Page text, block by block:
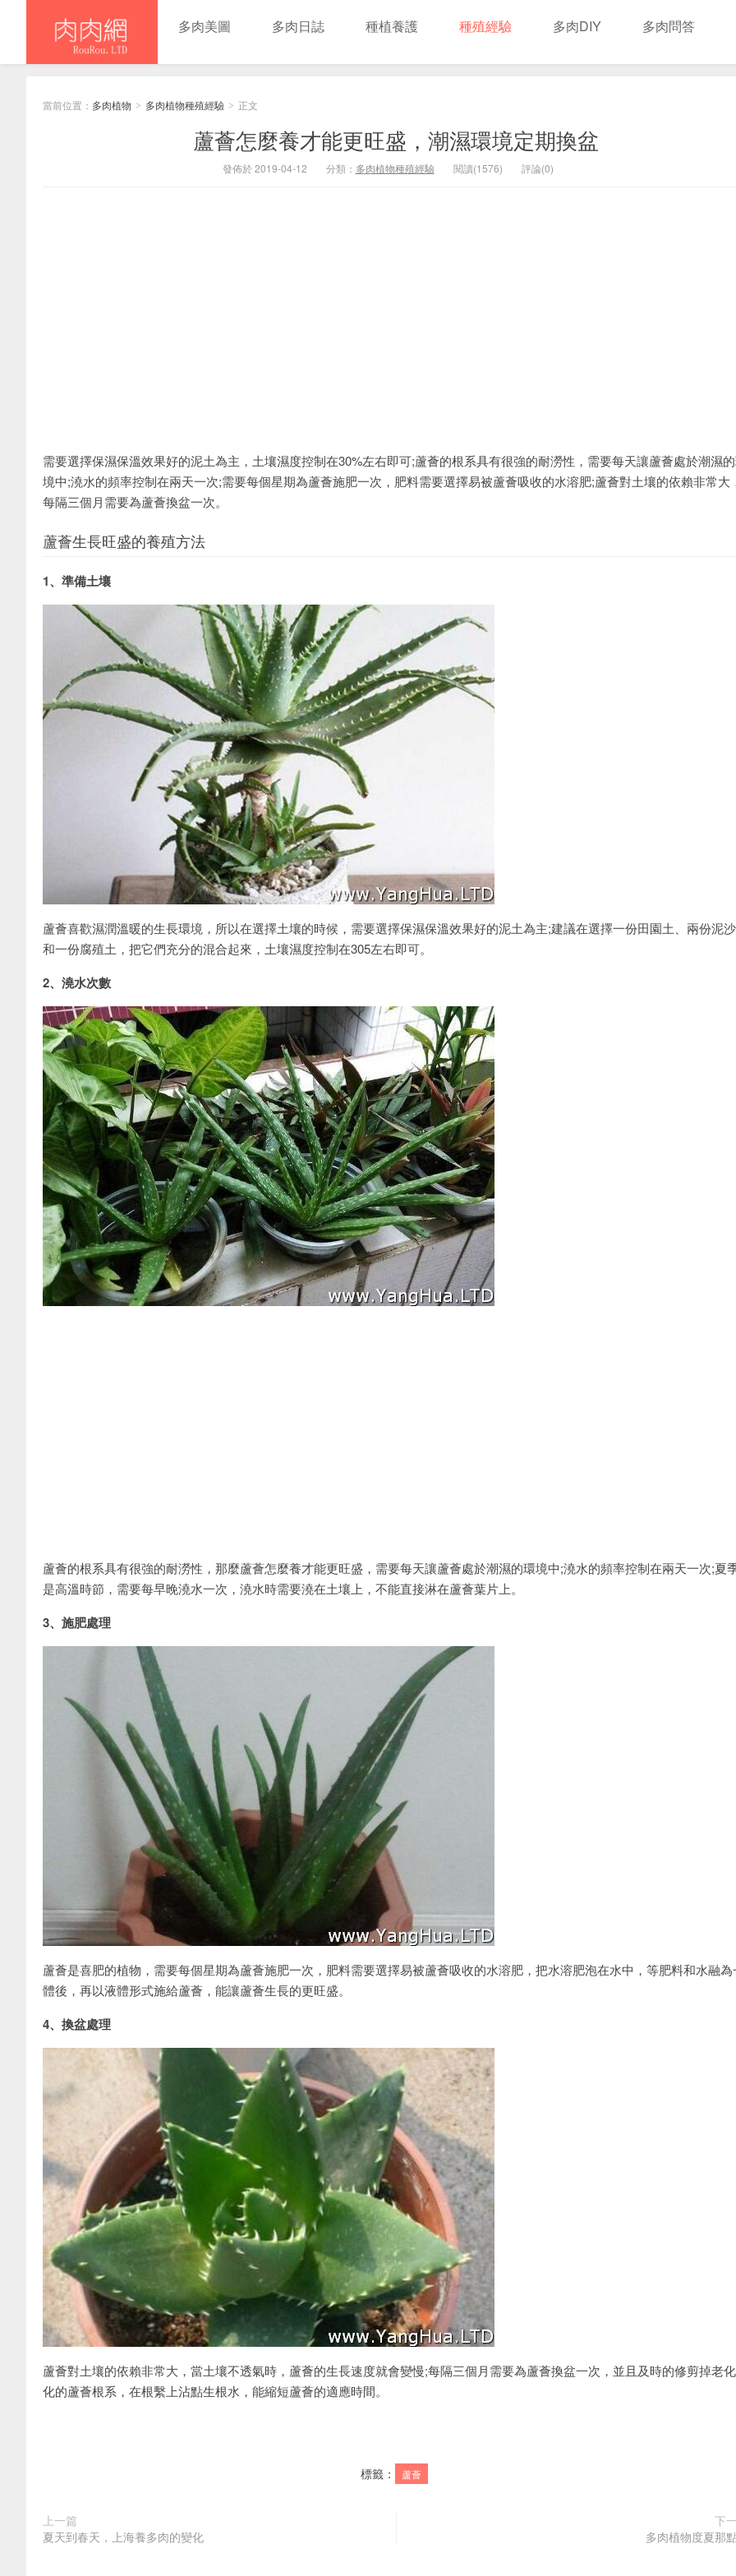
多肉美圖 多肉日誌 種植養護 種殖經驗 多肉DIY 多肉問答
當前位置： 多肉植物 > 多肉植物種殖經驗 > 正文
蘆薈怎麼養才能更旺盛，潮濕環境定期換盆
發佈於 2019-04-12 分類： 多肉植物種殖經驗 閱讀(1576) 評論(0)
需要選擇保濕保溫效果好的泥土為主，土壤濕度控制在30%左右即可;蘆薈的根系具有很強的耐澇性，需要每天讓蘆薈處於潮濕
境中;澆水的頻率控制在兩天一次;需要每個星期為蘆薈施肥一次，肥料需要選擇易被蘆薈吸收的水溶肥;蘆薈對土壤的依賴非常大
每隔三個月需要為蘆薈換盆一次。
蘆薈生長旺盛的養殖方法
1、準備土壤
蘆薈喜歡濕潤溫暖的生長環境，所以在選擇土壤的時候，需要選擇保濕保溫效果好的泥土為主;建議在選擇一份田園土、兩份泥
和一份腐殖土，把它們充分的混合起來，土壤濕度控制在305左右即可。
2、澆水次數
蘆薈的根系具有很強的耐澇性，那麼蘆薈怎麼養才能更旺盛，需要每天讓蘆薈處於潮濕的環境中;澆水的頻率控制在兩天一次;夏
是高溫時節，需要每早晚澆水一次，澆水時需要澆在土壤上，不能直接淋在蘆薈葉片上。
3、施肥處理
蘆薈是喜肥的植物，需要每個星期為蘆薈施肥一次，肥料需要選擇易被蘆薈吸收的水溶肥，把水溶肥泡在水中，等肥料和水融為
體後，再以液體形式施給蘆薈，能讓蘆薈生長的更旺盛。
4、換盆處理
蘆薈對土壤的依賴非常大，當土壤不透氣時，蘆薈的生長速度就會變慢;每隔三個月需要為蘆薈換盆一次，並且及時的修剪掉老
化的蘆薈根系，在根繫上沾點生根水，能縮短蘆薈的適應時間。
標籤： 蘆薈
上一篇
夏天到春天，上海養多肉的變化
下
多肉植物度夏那